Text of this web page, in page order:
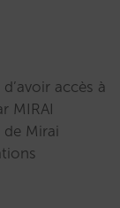
accès à
MIRAI
de Mirai